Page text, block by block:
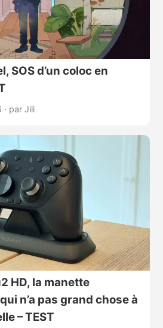
SOS d’un coloc en
· par Jili
HD, la manette
n’a pas grand chose à
– TEST